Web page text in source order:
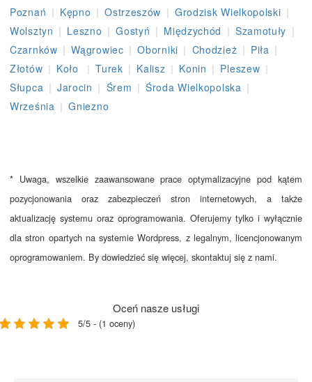
Poznań | Kępno | Ostrzeszów | Grodzisk Wielkopolski |
Wolsztyn | Leszno | Gostyń | Międzychód | Szamotuły |
Czarnków | Wągrowiec | Oborniki | Chodzież | Piła |
Złotów | Koło | Turek | Kalisz | Konin | Pleszew |
Słupca | Jarocin | Śrem | Środa Wielkopolska |
Września | Gniezno
* Uwaga, wszelkie zaawansowane prace optymalizacyjne pod kątem
pozycjonowania oraz zabezpieczeń stron internetowych, a także
aktualizację systemu oraz oprogramowania. Oferujemy tylko i wyłącznie
dla stron opartych na systemie Wordpress, z legalnym, licencjonowanym
oprogramowaniem. By dowiedzieć się więcej, skontaktuj się z nami.
Oceń nasze usługi
5/5 - (1 oceny)